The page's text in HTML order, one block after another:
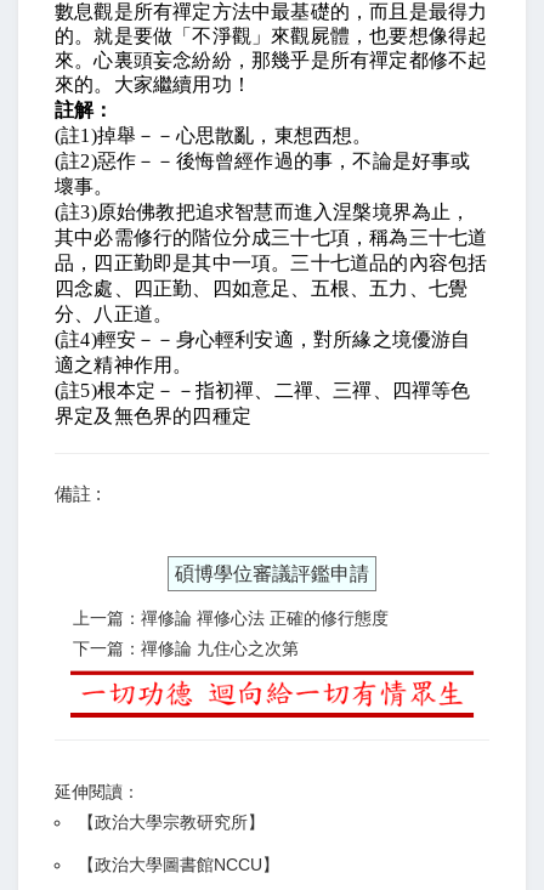
數息觀是所有禪定方法中最基礎的，而且是最得力
的。就是要做「不淨觀」來觀屍體，也要想像得起
來。心裏頭妄念紛紛，那幾乎是所有禪定都修不起
來的。大家繼續用功！
註解：
(註1)掉舉－－心思散亂，東想西想。
(註2)惡作－－後悔曾經作過的事，不論是好事或
壞事。
(註3)原始佛教把追求智慧而進入涅槃境界為止，
其中必需修行的階位分成三十七項，稱為三十七道
品，四正勤即是其中一項。三十七道品的內容包括
四念處、四正勤、四如意足、五根、五力、七覺
分、八正道。
(註4)輕安－－身心輕利安適，對所緣之境優游自
適之精神作用。
(註5)根本定－－指初禪、二禪、三禪、四禪等色
界定及無色界的四種定
備註 :
碩博學位審議評鑑申請
上一篇：禪修論 禪修心法 正確的修行態度
下一篇：禪修論 九住心之次第
延伸閱讀：
【政治大學宗教研究所】
【政治大學圖書館NCCU】